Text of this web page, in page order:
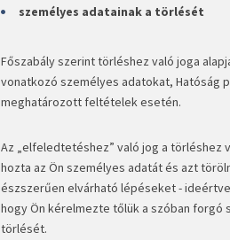
személyes adatainak a törlését
Főszabály szerint törléshez való joga
vonatkozó személyes adatokat, Hatóság
meghatározott feltételek esetén.
Az „elfeledtetéshez” való jog a törléshez
hozta az Ön személyes adatát és azt
észszerűen elvárható lépéseket -
hogy Ön kérelmezte tőlük a szóban forgó
törlését.